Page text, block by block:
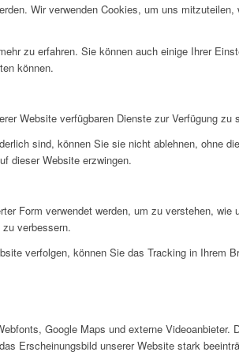
Wir verwenden Cookies, um uns
zu erfahren. Sie können auch einige Ihrer
können.
Website verfügbaren Dienste zur Verfügung
sind, können Sie sie nicht ablehnen,
dieser Website erzwingen.
Form verwendet werden, um zu verstehen,
verbessern.
verfolgen, können Sie das Tracking in Ihrem
Google Maps und externe
Erscheinungsbild unserer Website stark